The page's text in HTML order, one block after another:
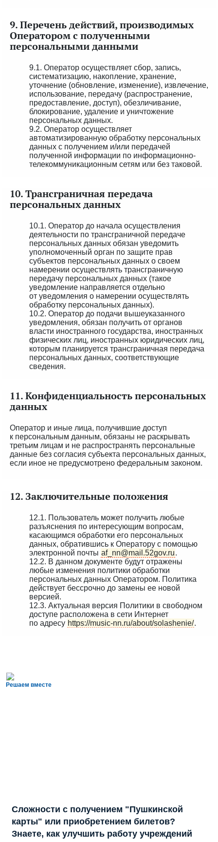
9. Перечень действий, производимых
Оператором с полученными
персональными данными
9.1. Оператор осуществляет сбор, запись,
систематизацию, накопление, хранение,
уточнение (обновление, изменение), извлечение,
использование, передачу (распространение,
предоставление, доступ), обезличивание,
блокирование, удаление и уничтожение
персональных данных.
9.2. Оператор осуществляет
автоматизированную обработку персональных
данных с получением и/или передачей
полученной информации по информационно-
телекоммуникационным сетям или без таковой.
10. Трансграничная передача
персональных данных
10.1. Оператор до начала осуществления
деятельности по трансграничной передаче
персональных данных обязан уведомить
уполномоченный орган по защите прав
субъектов персональных данных о своем
намерении осуществлять трансграничную
передачу персональных данных (такое
уведомление направляется отдельно
от уведомления о намерении осуществлять
обработку персональных данных).
10.2. Оператор до подачи вышеуказанного
уведомления, обязан получить от органов
власти иностранного государства, иностранных
физических лиц, иностранных юридических лиц,
которым планируется трансграничная передача
персональных данных, соответствующие
сведения.
11. Конфиденциальность персональных
данных
Оператор и иные лица, получившие доступ
к персональным данным, обязаны не раскрывать
третьим лицам и не распространять персональные
данные без согласия субъекта персональных данных,
если иное не предусмотрено федеральным законом.
12. Заключительные положения
12.1. Пользователь может получить любые
разъяснения по интересующим вопросам,
касающимся обработки его персональных
данных, обратившись к Оператору с помощью
электронной почты af_nn@mail.52gov.ru.
12.2. В данном документе будут отражены
любые изменения политики обработки
персональных данных Оператором. Политика
действует бессрочно до замены ее новой
версией.
12.3. Актуальная версия Политики в свободном
доступе расположена в сети Интернет
по адресу https://music-nn.ru/about/solashenie/.
Решаем вместе
Сложности с получением "Пушкинской
карты" или приобретением билетов?
Знаете, как улучшить работу учреждений